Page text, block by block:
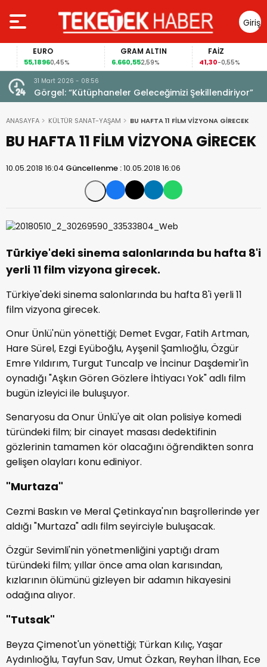
Giriş
Yap
EURO
55,18960,45%
GRAM ALTIN
6.660,552,59%
FAİZ
41,30-0,55%
31 Mart 2026 - 08:56
Görgel: “Kütüphaneler Geleceğimizi Şekillendiriyor”
ANASAYFA KÜLTÜR SANAT-YAŞAM BU HAFTA 11 FİLM VİZYONA GİRECEK
BU HAFTA 11 FİLM VİZYONA GİRECEK
10.05.2018 16:04 Güncellenme :10.05.2018 16:06
Türkiye'deki sinema salonlarında bu hafta 8'i
yerli 11 film vizyona girecek.
Türkiye'deki sinema salonlarında bu hafta 8'i yerli 11
film vizyona girecek.
Onur Ünlü'nün yönettiği; Demet Evgar, Fatih Artman,
Hare Sürel, Ezgi Eyüboğlu, Ayşenil Şamlıoğlu, Özgür
Emre Yıldırım, Turgut Tuncalp ve İncinur Daşdemir'in
oynadığı "Aşkın Gören Gözlere İhtiyacı Yok" adlı film
bugün izleyici ile buluşuyor.
Senaryosu da Onur Ünlü'ye ait olan polisiye komedi
türündeki film; bir cinayet masası dedektifinin
gözlerinin tamamen kör olacağını öğrendikten sonra
gelişen olayları konu ediniyor.
"Murtaza"
Cezmi Baskın ve Meral Çetinkaya'nın başrollerinde yer
aldığı "Murtaza" adlı film seyirciyle buluşacak.
Özgür Sevimli'nin yönetmenliğini yaptığı dram
türündeki film; yıllar önce ama olan karısından,
kızlarının ölümünü gizleyen bir adamın hikayesini
odağına alıyor.
"Tutsak"
Beyza Çimenot'un yönettiği; Türkan Kılıç, Yaşar
Aydınlıoğlu, Tayfun Sav, Umut Özkan, Reyhan İlhan, Ece